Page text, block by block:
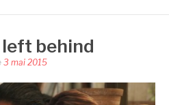
behind
3 mai 2015